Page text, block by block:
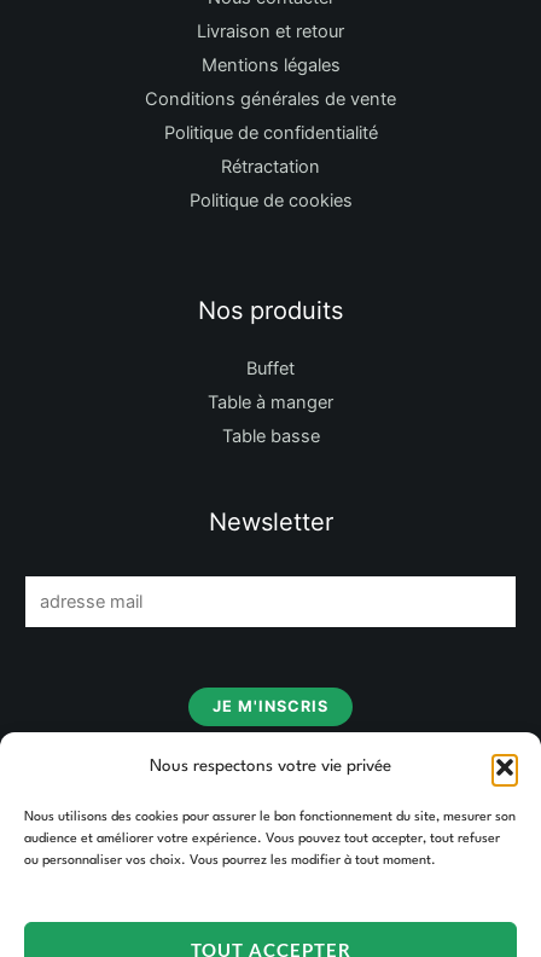
Nous respectons votre vie privée
Nous utilisons des cookies pour assurer le bon fonctionnement du site, mesurer son
audience et améliorer votre expérience. Vous pouvez tout accepter, tout refuser
ou personnaliser vos choix. Vous pourrez les modifier à tout moment.
TOUT ACCEPTER
Livraison et retour
Mentions légales
Conditions générales de vente
Politique de confidentialité
Rétractation
Politique de cookies
Nos produits
Buffet
Table à manger
Table basse
Newsletter
m
JE M'INSCRIS